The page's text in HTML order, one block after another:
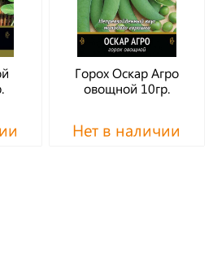
Горох Оскар Агро
овощной 10гр.
Нет в наличии